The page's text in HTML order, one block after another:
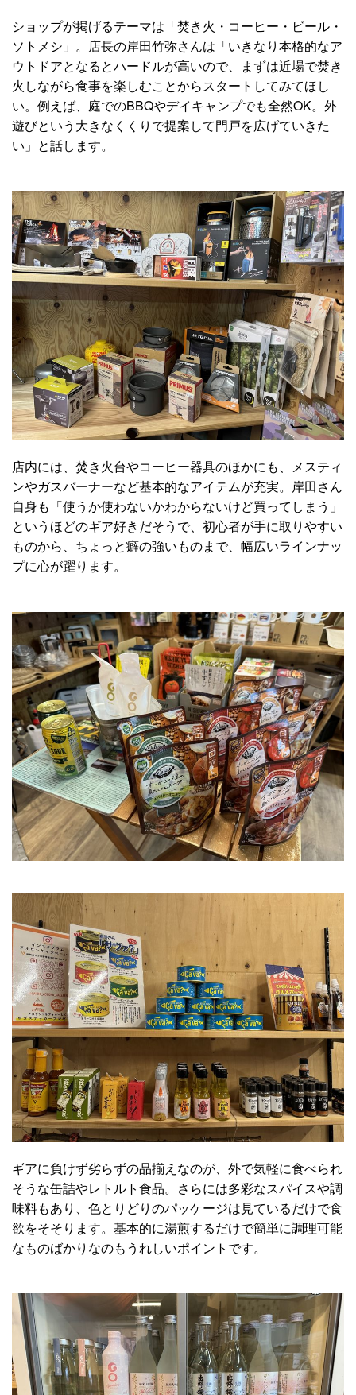
ショップが掲げるテーマは「焚き火・コーヒー・ビール・
ソトメシ」。店長の岸田竹弥さんは「いきなり本格的なア
ウトドアとなるとハードルが高いので、まずは近場で焚き
火しながら食事を楽しむことからスタートしてみてほし
い。例えば、庭でのBBQやデイキャンプでも全然OK。外
遊びという大きなくくりで提案して門戸を広げていきた
い」と話します。
店内には、焚き火台やコーヒー器具のほかにも、メスティ
ンやガスバーナーなど基本的なアイテムが充実。岸田さん
自身も「使うか使わないかわからないけど買ってしまう」
というほどのギア好きだそうで、初心者が手に取りやすい
ものから、ちょっと癖の強いものまで、幅広いラインナッ
プに心が躍ります。
ギアに負けず劣らずの品揃えなのが、外で気軽に食べられ
そうな缶詰やレトルト食品。さらには多彩なスパイスや調
味料もあり、色とりどりのパッケージは見ているだけで食
欲をそそります。基本的に湯煎するだけで簡単に調理可能
なものばかりなのもうれしいポイントです。